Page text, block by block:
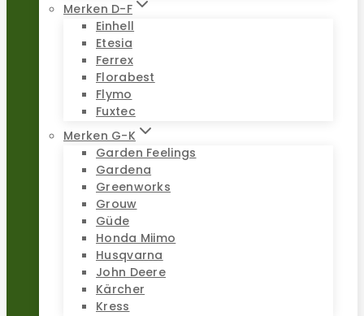
Merken D-F
Einhell
Etesia
Ferrex
Florabest
Flymo
Fuxtec
Merken G-K
Garden Feelings
Gardena
Greenworks
Grouw
Güde
Honda Miimo
Husqvarna
John Deere
Kärcher
Kress